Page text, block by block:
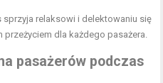
relaksowi i delektowaniu się
dla każdego pasażera.
pasażerów podczas